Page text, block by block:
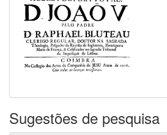
Sugestões de pesquisa